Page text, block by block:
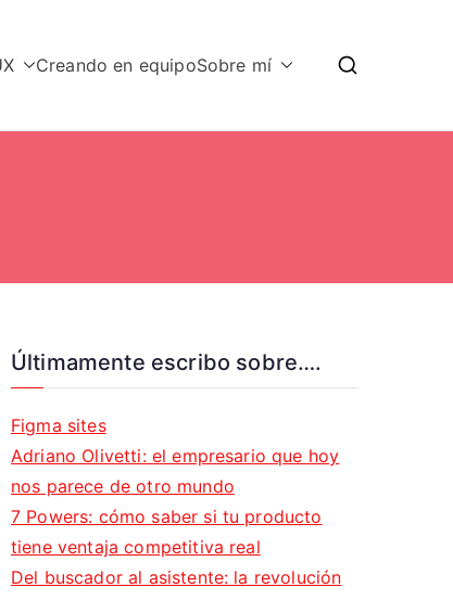
Creando en equipoSobre mí
Últimamente escribo sobre….
Figma sites
Adriano Olivetti: el empresario que hoy
nos parece de otro mundo
7 Powers: cómo saber si tu producto
tiene ventaja competitiva real
Del buscador al asistente: la revolución